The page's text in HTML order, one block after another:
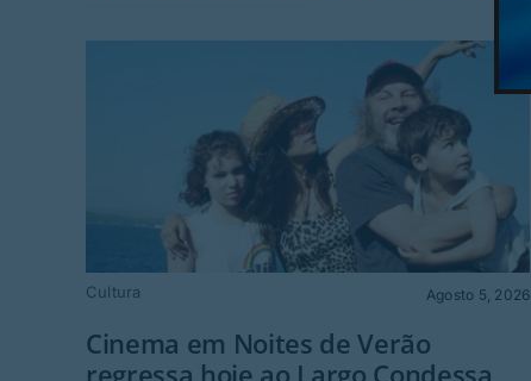
Cultura Agosto 5, 2026
Cinema em Noites de Verão